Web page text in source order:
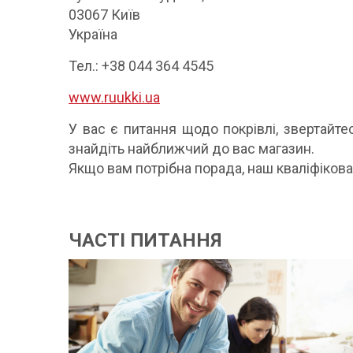
03067 Київ
Україна
Тел.: +38 044 364 4545
www.ruukki.ua
У вас є питання щодо покрівлі,
знайдіть найближчий до вас магазин.
Якщо вам потрібна порада, наш
ЧАСТІ ПИТАННЯ